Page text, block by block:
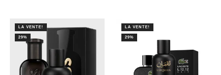
LA VENTE!
29%
LA VENTE!
29%